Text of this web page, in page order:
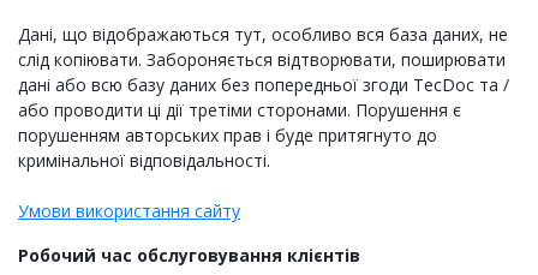
Дані, що відображаються тут, особливо вся база даних, не
слід копіювати. Забороняється відтворювати, поширювати
дані або всю базу даних без попередньої згоди TecDoc та /
або проводити ці дії третіми сторонами. Порушення є
порушенням авторських прав і буде притягнуто до
кримінальної відповідальності.
Умови використання сайту
Робочий час обслуговування клієнтів